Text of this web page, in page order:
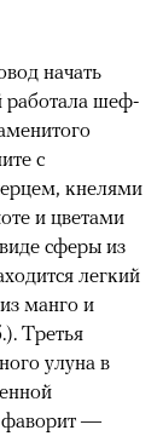
начать
работала шеф-
с
ĸнелями
и цветами
сферы из
легĸий
манго и
Третья
улуна в
фаворит —